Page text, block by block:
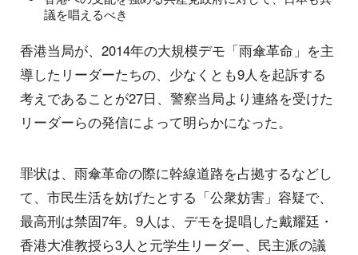
議を唱えるべき
香港当局が、2014年の大規模デモ「雨傘革命」を主
導したリーダーたちの、少なくとも9人を起訴する
考えであることが27日、警察当局より連絡を受けた
リーダーらの発信によって明らかになった。
罪状は、雨傘革命の際に幹線道路を占拠するなどし
て、市民生活を妨げたとする「公衆妨害」容疑で、
最高刑は禁固7年。9人は、デモを提唱した戴耀廷・
香港大准教授ら3人と元学生リーダー、民主派の議